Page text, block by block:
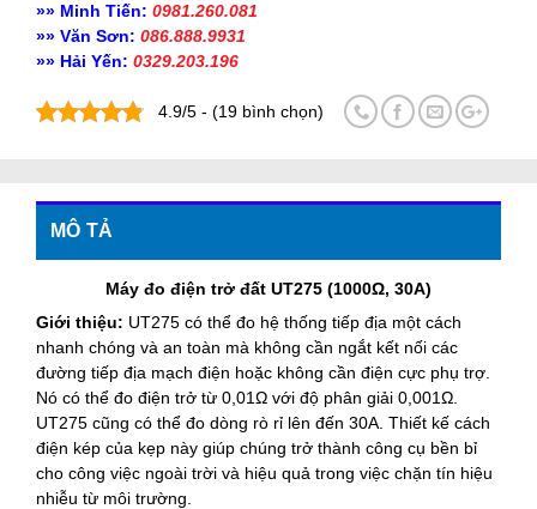
»» Minh Tiến: 0981.260.081
»» Văn Sơn: 086.888.9931
»» Hải Yến: 0329.203.196
4.9/5 - (19 bình chọn)
MÔ TẢ
Máy đo điện trở đất UT275 (1000Ω, 30A)
Giới thiệu: UT275 có thể đo hệ thống tiếp địa một cách
nhanh chóng và an toàn mà không cần ngắt kết nối các
đường tiếp địa mạch điện hoặc không cần điện cực phụ trợ.
Nó có thể đo điện trở từ 0,01Ω với độ phân giải 0,001Ω.
UT275 cũng có thể đo dòng rò rỉ lên đến 30A. Thiết kế cách
điện kép của kẹp này giúp chúng trở thành công cụ bền bỉ
cho công việc ngoài trời và hiệu quả trong việc chặn tín hiệu
nhiễu từ môi trường.